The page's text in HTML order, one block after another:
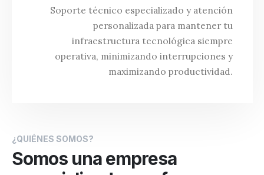
Soporte técnico especializado y atención
personalizada para mantener tu
infraestructura tecnológica siempre
operativa, minimizando interrupciones y
maximizando productividad.
¿QUIÉNES SOMOS?
Somos una empresa